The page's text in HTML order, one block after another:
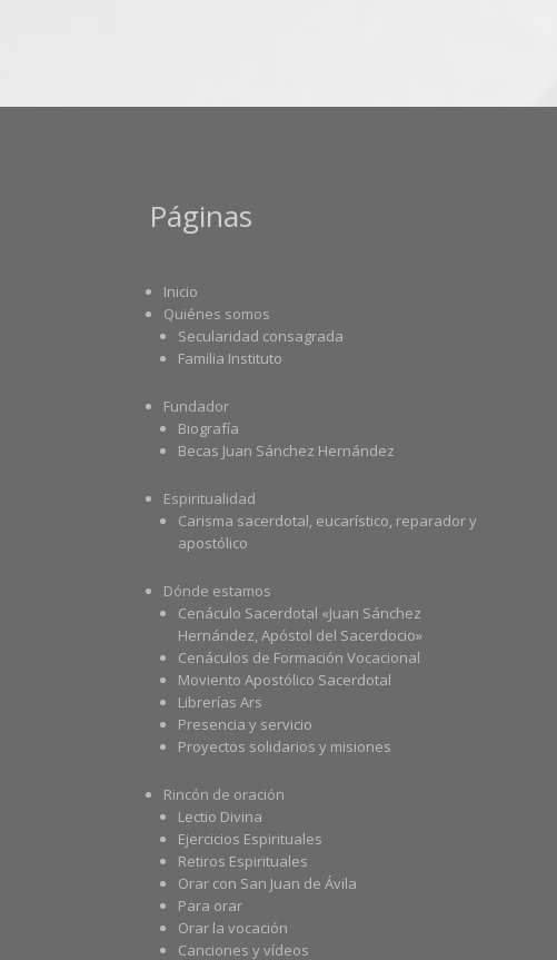
Páginas
Inicio
Quiénes somos
Secularidad consagrada
Familia Instituto
Fundador
Biografía
Becas Juan Sánchez Hernández
Espiritualidad
Carisma sacerdotal, eucarístico, reparador y
apostólico
Dónde estamos
Cenáculo Sacerdotal «Juan Sánchez
Hernández, Apóstol del Sacerdocio»
Cenáculos de Formación Vocacional
Moviento Apostólico Sacerdotal
Librerías Ars
Presencia y servicio
Proyectos solidarios y misiones
Rincón de oración
Lectio Divina
Ejercicios Espirituales
Retiros Espirituales
Orar con San Juan de Ávila
Para orar
Orar la vocación
Canciones y vídeos